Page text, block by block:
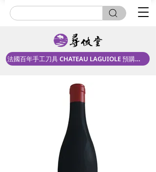
法國百年手工刀具 CHATEAU LAGUIOLE 預購中！